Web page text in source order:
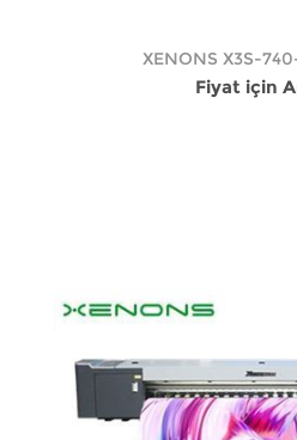
XENONS X3S-
Fiyat için